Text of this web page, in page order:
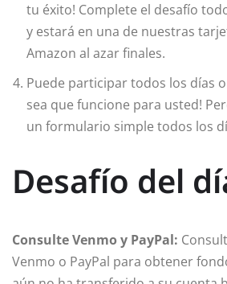
tu éxito! Complete el desafío
y estará en una de nuestras
Amazon al azar finales.
Puede participar todos los días
sea que funcione para usted!
un formulario simple todos los
Desafío del
Consulte Venmo y PayPal:
Venmo o PayPal para obtener